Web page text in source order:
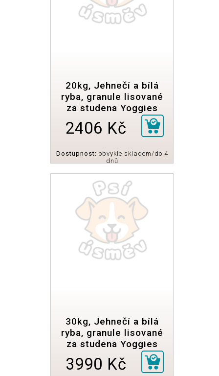
20kg, Jehnečí a bílá
ryba, granule lisované
za studena Yoggies
2406 Kč
Dostupnost: obvykle skladem/do 4
dnů
30kg, Jehnečí a bílá
ryba, granule lisované
za studena Yoggies
3990 Kč